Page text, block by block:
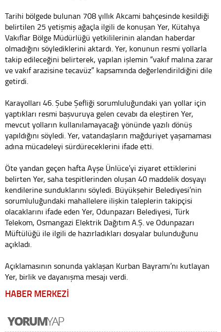
Tarihi bölgede bulunan 708 yıllık Akcami bahçesinde kesildiği
belirtilen 25 yetişmiş ağaçla ilgili de konuşan Yer, Kütahya
Vakıflar Bölge Müdürlüğü yetkililerinin alandan haberdar
olmadığını söylediklerini aktardı. Yer, konunun resmi yollarla
takip edileceğini belirterek, yapılan işlemin “vakıf malına zarar
ve vakıf arazisine tecavüz” kapsamında değerlendirildiğini dile
getirdi.
Karayolları 46. Şube Şefliği sorumluluğundaki yan yollar için
yaptıkları resmi başvuruya gelen cevabı da eleştiren Yer,
mevcut yolların kullanılamayacağı yönünde yazılı dönüş
yapıldığını söyledi. Yer, vatandaşların mağduriyet yaşamaması
adına mücadeleyi sürdüreceklerini ifade etti.
Öte yandan geçen hafta Ayşe Ünlüce’yi ziyaret ettiklerini
belirten Yer, saha tespitlerinden oluşan 40 maddelik dosyayı
kendilerine sunduklarını söyledi. Büyükşehir Belediyesi’nin
sorumluluğundaki mahallelere ilişkin taleplerin takipçisi
olacaklarını ifade eden Yer, Odunpazarı Belediyesi, Türk
Telekom, Osmangazi Elektrik Dağıtım A.Ş. ve Odunpazarı
Müftülüğü ile ilgili de hazırladıkları dosyalar bulunduğunu
açıkladı.
Açıklamasının sonunda yaklaşan Kurban Bayramı’nı kutlayan
Yer, birlik ve dayanışma mesajı verdi.
HABER MERKEZİ